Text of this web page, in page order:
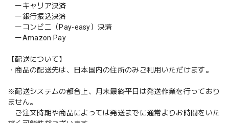
ーキャリア決済
ー銀行振込決済
ーコンビニ（Pay-easy）決済
ーAmazon Pay
【配送について】
・商品の配送先は、日本国内の住所のみご利用いただけます。
※配送システムの都合上、月末最終平日は発送作業を行っており
ません。
ご注文時期や商品によっては発送までに通常よりお時間をいた